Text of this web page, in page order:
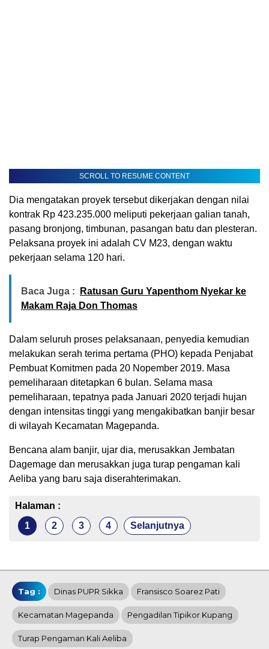
SCROLL TO RESUME CONTENT
Dia mengatakan proyek tersebut dikerjakan dengan nilai
kontrak Rp 423.235.000 meliputi pekerjaan galian tanah,
pasang bronjong, timbunan, pasangan batu dan plesteran.
Pelaksana proyek ini adalah CV M23, dengan waktu
pekerjaan selama 120 hari.
Baca Juga :
Ratusan Guru Yapenthom Nyekar ke
Makam Raja Don Thomas
Dalam seluruh proses pelaksanaan, penyedia kemudian
melakukan serah terima pertama (PHO) kepada Penjabat
Pembuat Komitmen pada 20 Nopember 2019. Masa
pemeliharaan ditetapkan 6 bulan. Selama masa
pemeliharaan, tepatnya pada Januari 2020 terjadi hujan
dengan intensitas tinggi yang mengakibatkan banjir besar
di wilayah Kecamatan Magepanda.
Bencana alam banjir, ujar dia, merusakkan Jembatan
Dagemage dan merusakkan juga turap pengaman kali
Aeliba yang baru saja diserahterimakan.
Halaman :
1
2 3 4 Selanjutnya
Tag : Dinas PUPR Sikka Fransisco Soarez Pati
Kecamatan Magepanda Pengadilan Tipikor Kupang
Turap Pengaman Kali Aeliba